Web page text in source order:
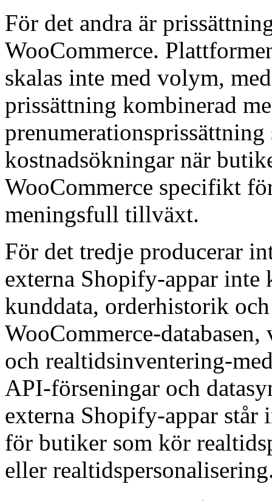
För det andra är
WooCommerce.
skalas inte med volym,
prissättning kombinerad
prenumerationsprissättning
kostnadsökningar när
WooCommerce specifikt
meningsfull tillväxt.
För det tredje producerar
externa Shopify-appar inte
kunddata, orderhistorik
WooCommerce-
och realtidsinventering-
API-förseningar och
externa Shopify-appar
för butiker som kör
eller